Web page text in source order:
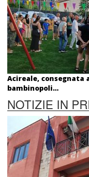
Acireale, consegnata
bambinopoli...
NOTIZIE IN